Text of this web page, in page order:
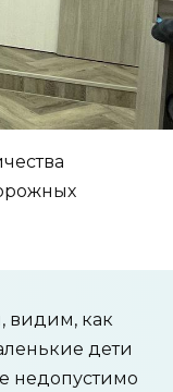
видим, как
дети
недопустимо